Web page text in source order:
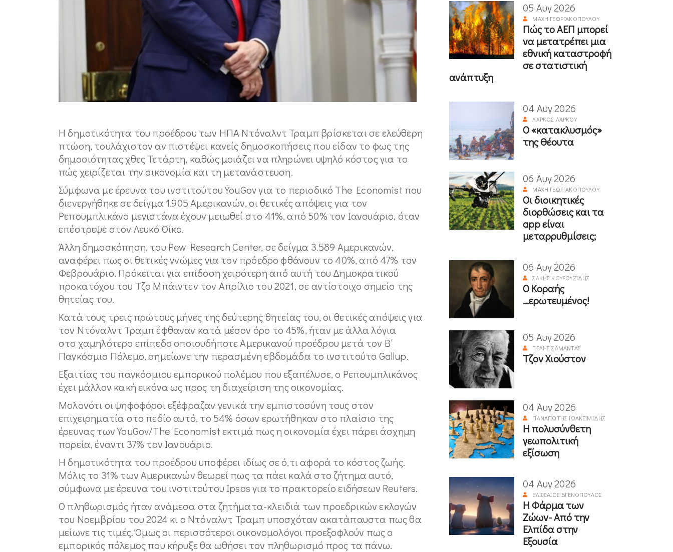
Η δημοτικότητα του προέδρου των ΗΠΑ Ντόναλντ Τραμπ βρίσκεται σε ελεύθερη
πτώση, τουλάχιστον αν πιστέψει κανείς δημοσκοπήσεις που είδαν το φως της
δημοσιότητας χθες Τετάρτη, καθώς μοιάζει να πληρώνει υψηλό κόστος για το
πώς χειρίζεται την οικονομία και τη μετανάστευση.
Σύμφωνα με έρευνα του ινστιτούτου YouGov για το περιοδικό The Economist που
διενεργήθηκε σε δείγμα 1.905 Αμερικανών, οι θετικές απόψεις για τον
Ρεπουμπλικάνο μεγιστάνα έχουν μειωθεί στο 41%, από 50% τον Ιανουάριο, όταν
επέστρεψε στον Λευκό Οίκο.
Άλλη δημοσκόπηση, του Pew Research Center, σε δείγμα 3.589 Αμερικανών,
αναφέρει πως οι θετικές γνώμες για τον πρόεδρο φθάνουν το 40%, από 47% τον
Φεβρουάριο. Πρόκειται για επίδοση χειρότερη από αυτή του Δημοκρατικού
προκατόχου του Τζο Μπάιντεν τον Απρίλιο του 2021, σε αντίστοιχο σημείο της
θητείας του.
Κατά τους τρεις πρώτους μήνες της δεύτερης θητείας του, οι θετικές απόψεις για
τον Ντόναλντ Τραμπ έφθαναν κατά μέσον όρο το 45%, ήταν με άλλα λόγια
στο χαμηλότερο επίπεδο οποιουδήποτε Aμερικανού προέδρου μετά τον Β΄
Παγκόσμιο Πόλεμο, σημείωνε την περασμένη εβδομάδα το ινστιτούτο Gallup.
Εξαιτίας του παγκόσμιου εμπορικού πολέμου που εξαπέλυσε, ο Ρεπουμπλικάνος
έχει μάλλον κακή εικόνα ως προς τη διαχείριση της οικονομίας.
Μολονότι οι ψηφοφόροι εξέφραζαν γενικά την εμπιστοσύνη τους στον
επιχειρηματία στο πεδίο αυτό, το 54% όσων ερωτήθηκαν στο πλαίσιο της
έρευνας των YouGov/The Economist εκτιμά πως η οικονομία έχει πάρει άσχημη
πορεία, έναντι 37% τον Ιανουάριο.
Η δημοτικότητα του προέδρου υποφέρει ιδίως σε ό,τι αφορά το κόστος ζωής.
Μόλις το 31% των Αμερικανών θεωρεί πως τα πάει καλά στο ζήτημα αυτό,
σύμφωνα με έρευνα του ινστιτούτου Ipsos για το πρακτορείο ειδήσεων Reuters.
Ο πληθωρισμός ήταν ανάμεσα στα ζητήματα-κλειδιά των προεδρικών εκλογών
του Νοεμβρίου του 2024 κι ο Ντόναλντ Τραμπ υποσχόταν ακατάπαυστα πως θα
μείωνε τις τιμές. Όμως οι περισσότεροι οικονομολόγοι προεξοφλούν πως ο
εμπορικός πόλεμος που κήρυξε θα ωθήσει τον πληθωρισμό προς τα πάνω.
05 Αυγ 2026
ΜΆΧΗ ΓΕΩΡΓΑΚΟΠΟΎΛΟΥ
Πώς το ΑΕΠ μπορεί
να μετατρέπει μια
εθνική καταστροφή
σε στατιστική
ανάπτυξη
04 Αυγ 2026
ΛΆΡΚΟΣ ΛΆΡΚΟΥ
Ο «κατακλυσμός»
της Θέουτα
06 Αυγ 2026
ΜΆΧΗ ΓΕΩΡΓΑΚΟΠΟΎΛΟΥ
Οι διοικητικές
διορθώσεις και τα
app είναι
μεταρρυθμίσεις;
06 Αυγ 2026
ΣΆΚΗΣ ΚΟΥΡΟΥΖΊΔΗΣ
Ο Κοραής
...ερωτευμένος!
05 Αυγ 2026
ΤΈΛΗΣ ΣΑΜΑΝΤΆΣ
Τζον Χιούστον
04 Αυγ 2026
ΠΑΝΑΓΙΏΤΗΣ ΙΩΑΚΕΙΜΊΔΗΣ
Η πολυσύνθετη
γεωπολιτική
εξίσωση
04 Αυγ 2026
ΕΛΙΣΣΑΊΟΣ ΒΓΕΝΌΠΟΥΛΟΣ
Η Φάρμα των
Ζώων- Από την
Ελπίδα στην
Εξουσία